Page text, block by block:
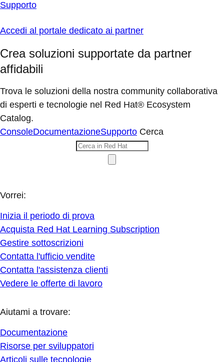
Supporto
Accedi al portale dedicato ai partner
Crea soluzioni supportate da partner
affidabili
Trova le soluzioni della nostra community collaborativa
di esperti e tecnologie nel Red Hat® Ecosystem
Catalog.
ConsoleDocumentazioneSupporto Cerca
Vorrei:
Inizia il periodo di prova
Acquista Red Hat Learning Subscription
Gestire sottoscrizioni
Contatta l'ufficio vendite
Contatta l'assistenza clienti
Vedere le offerte di lavoro
Aiutami a trovare:
Documentazione
Risorse per sviluppatori
Articoli sulle tecnologie